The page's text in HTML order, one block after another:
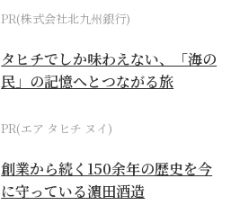
PR(株式会社北九州銀行)
タヒチでしか味わえない、「海の
民」の記憶へとつながる旅
PR(エア タヒチ ヌイ)
創業から続く150余年の歴史を今
に守っている濵田酒造